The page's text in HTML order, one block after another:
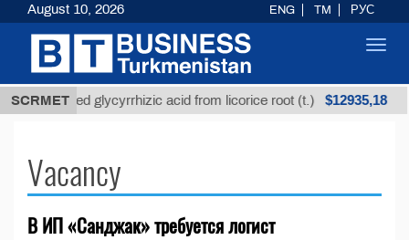
SCRMET
Unrefined glycyrrhizic acid from licorice root (t.) $12935,18
Vacancy
В ИП «Санджак» требуется логист
August 10, 2026 ENG TM РУС